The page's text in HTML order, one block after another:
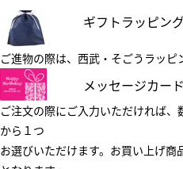
ギフトラッピン
ご進物の際は、西武・そごうラッピ
メッセージカード
ご注文の際にご入力いただければ
から１つ
お選びいただけます。お買い上げ